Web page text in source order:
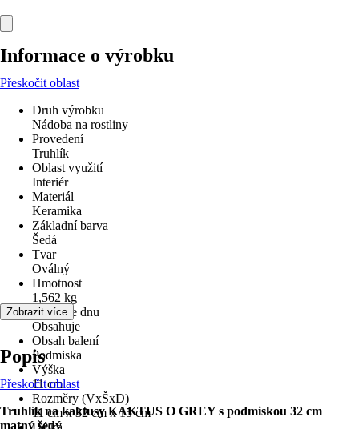
Informace o výrobku
Přeskočit oblast
Druh výrobku
Nádoba na rostliny
Provedení
Truhlík
Oblast využití
Interiér
Materiál
Keramika
Základní barva
Šedá
Tvar
Oválný
Hmotnost
1,562 kg
Otvor ve dnu
Obsahuje
Obsah balení
Podmiska
Výška
11 cm
Rozměry (VxŠxD)
11 cm x 32 cm x 15 cm
Zobrazit více
Popis
Přeskočit oblast
Truhlík na kaktusy KAKTUS O GREY s podmiskou 32 cm
matný šedý